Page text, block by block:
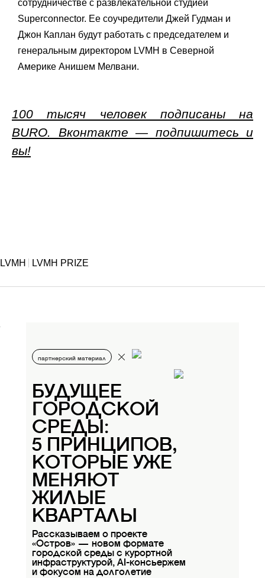
сотрудничестве с развлекательной студией
Superconnector. Ее соучредители Джей Гудман и
Джон Каплан будут работать с председателем и
генеральным директором LVMH в Северной
Америке Анишем Мелвани.
100 тысяч человек подписаны на
BURO. Вконтакте — подпишитесь и
вы!
LVMH LVMH PRIZE
партнерский материал
БУДУЩЕЕ
ГОРОДСКОЙ
СРЕДЫ:
5 ПРИНЦИПОВ,
КОТОРЫЕ УЖЕ
МЕНЯЮТ
ЖИЛЫЕ
КВАРТАЛЫ
Рассказываем о проекте
«Остров» — новом формате
городской среды с курортной
инфраструктурой, AI-консьержем
и фокусом на долголетие